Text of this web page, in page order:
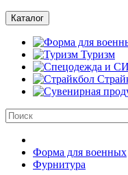
Каталог
Туризм
Форма для военных
Фурнитура